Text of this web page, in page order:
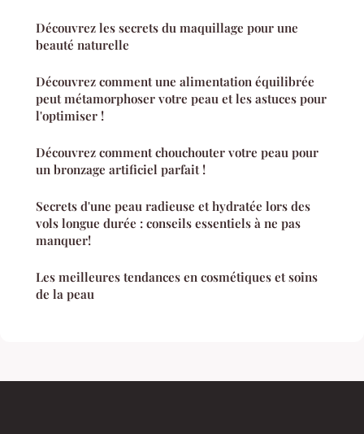
Découvrez les secrets du maquillage pour une
beauté naturelle
Découvrez comment une alimentation équilibrée
peut métamorphoser votre peau et les astuces pour
l'optimiser !
Découvrez comment chouchouter votre peau pour
un bronzage artificiel parfait !
Secrets d'une peau radieuse et hydratée lors des
vols longue durée : conseils essentiels à ne pas
manquer!
Les meilleures tendances en cosmétiques et soins
de la peau